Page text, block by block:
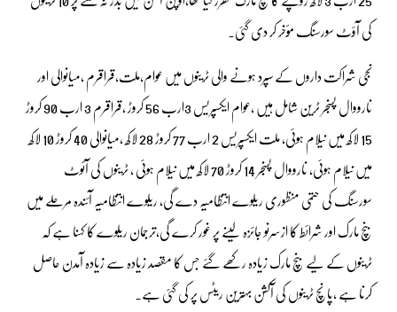
کی آؤٹ سورسنگ مؤخر کر دی گئی۔
نجی شراکت داروں کے سپرد ہونے والی ٹرینوں میں عوام،ملت،قراقرم ،میانوالی اور
نارووال پسنجر ٹرین شامل ہیں ،عوام ایکسپریس 3ارب 56 کروڑ ،قراقرم 3 ارب 90 کروڑ
15 لاکھ میں نیلام ہوئی، ملت ایکسپریس 2 ارب 77 کروڑ 28 لاکھ ،میانوالی 40 کروڑ 10 لاکھ
میں نیلام ہوئی، نارووال پسنجر 14 کروڑ 70 لاکھ میں نیلام ہوئی ، ٹرینوں کی آئوٹ
سورسنگ کی حتمی منظوری ریلوے انتظامیہ دے گی، ریلوے انتظامیہ آئندہ مرحلے میں
بنچ مارک اور شرائط کا ازسرنو جائزہ لینے پر غور کرے گی،ترجمان ریلوے کا کہنا ہے کہ
ٹرینوں کے لیے بنچ مارک زیادہ رکھے گئے جس کا مقصد زیادہ سے زیادہ آمدن حاصل
کرنا ہے ،پانچ ٹرینوں کی آکشن بہترین ریٹس پر کی گئی ہے۔